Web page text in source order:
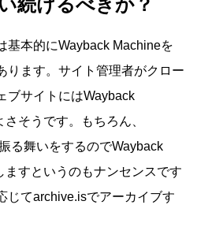
基本的にWayback Machineを
ります。サイト管理者がクロー
ブサイトにはWayback
そうです。もちろん、
る舞いをするのでWayback
ますというのもナンセンスです
じてarchive.isでアーカイブす